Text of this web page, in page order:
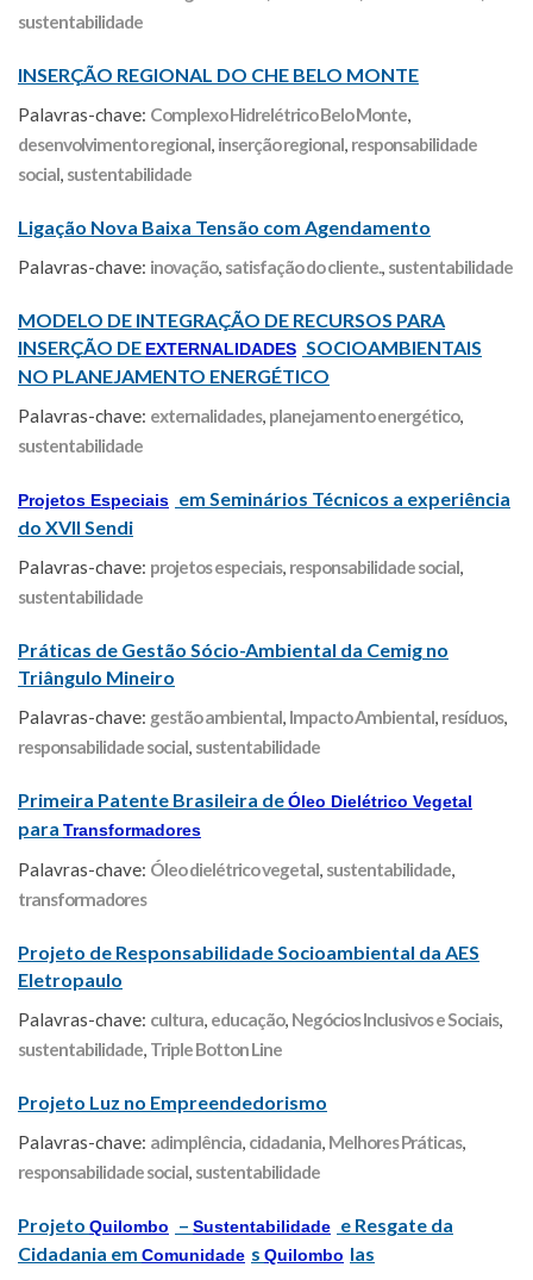
sustentabilidade
INSERÇÃO REGIONAL DO CHE BELO MONTE
Palavras-chave: Complexo Hidrelétrico Belo Monte,
desenvolvimento regional, inserção regional, responsabilidade
social, sustentabilidade
Ligação Nova Baixa Tensão com Agendamento
Palavras-chave: inovação, satisfação do cliente., sustentabilidade
MODELO DE INTEGRAÇÃO DE RECURSOS PARA
INSERÇÃO DE EXTERNALIDADES SOCIOAMBIENTAIS
NO PLANEJAMENTO ENERGÉTICO
Palavras-chave: externalidades, planejamento energético,
sustentabilidade
Projetos Especiais em Seminários Técnicos a experiência
do XVII Sendi
Palavras-chave: projetos especiais, responsabilidade social,
sustentabilidade
Práticas de Gestão Sócio-Ambiental da Cemig no
Triângulo Mineiro
Palavras-chave: gestão ambiental, Impacto Ambiental, resíduos,
responsabilidade social, sustentabilidade
Primeira Patente Brasileira deÓleo Dielétrico Vegetal
para Transformadores
Palavras-chave: Óleo dielétrico vegetal, sustentabilidade,
transformadores
Projeto de Responsabilidade Socioambiental da AES
Eletropaulo
Palavras-chave: cultura, educação, Negócios Inclusivos e Sociais,
sustentabilidade, Triple Botton Line
Projeto Luz no Empreendedorismo
Palavras-chave: adimplência, cidadania, Melhores Práticas,
responsabilidade social, sustentabilidade
Projeto Quilombo – Sustentabilidade e Resgate da
Cidadania em Comunidade s Quilombo las